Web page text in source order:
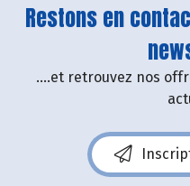
Restons en
....et retrouvez nos